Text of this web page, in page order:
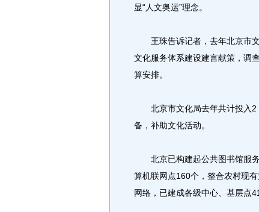
显“人文奥运”理念。
王珠告诉记者，去年北京市文
文化服务体系建设建言献策，调
算安排。
北京市文化局去年共计投入2
备，补助文化活动。
北京已构建起公共图书馆服务
算机联网点160个，整合农村现
网络，已建成各级中心、基层点